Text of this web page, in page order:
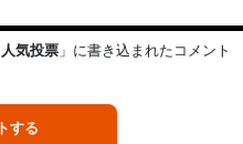
気投票 」に書き込まれたコメント
する